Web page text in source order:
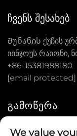
ᲩᲕᲔᲜᲡ ᲨᲔᲡᲐᲮᲔᲑ
Შუნანის ქუჩის
იინჯოუს რაიონი,
+86-15381988180
[email protected]
ᲒᲐᲛᲝᲬᲔᲠᲐ
We value